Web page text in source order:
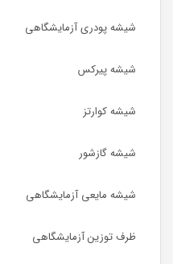
شیشه پودری آزمایشگاهی
شیشه پیرکس
شیشه کوارتز
شیشه گازشور
شیشه مایعی آزمایشگاهی
ظرف توزین آزمایشگاهی